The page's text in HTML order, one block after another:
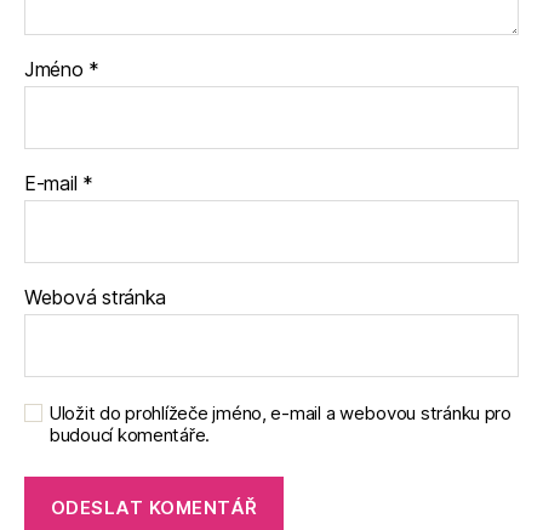
Jméno *
E-mail *
Webová stránka
Uložit do prohlížeče jméno, e-mail a webovou stránku pro
budoucí komentáře.